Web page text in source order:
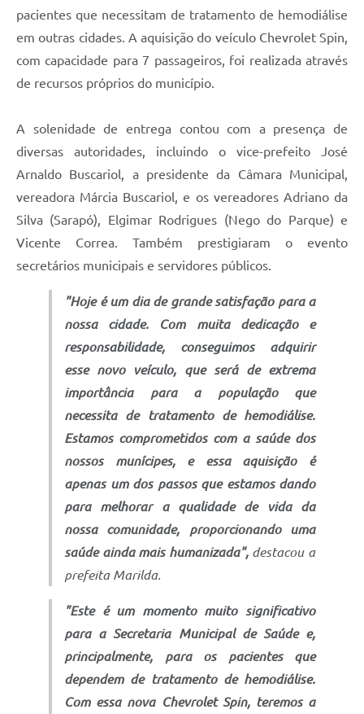
pacientes que necessitam de tratamento de hemodiálise
em outras cidades. A aquisição do veículo Chevrolet Spin,
com capacidade para 7 passageiros, foi realizada através
de recursos próprios do município.
A solenidade de entrega contou com a presença de
diversas autoridades, incluindo o vice-prefeito José
Arnaldo Buscariol, a presidente da Câmara Municipal,
vereadora Márcia Buscariol, e os vereadores Adriano da
Silva (Sarapó), Elgimar Rodrigues (Nego do Parque) e
Vicente Correa. Também prestigiaram o evento
secretários municipais e servidores públicos.
"Hoje é um dia de grande satisfação para a
nossa cidade. Com muita dedicação e
responsabilidade, conseguimos adquirir
esse novo veículo, que será de extrema
importância para a população que
necessita de tratamento de hemodiálise.
Estamos comprometidos com a saúde dos
nossos munícipes, e essa aquisição é
apenas um dos passos que estamos dando
para melhorar a qualidade de vida da
nossa comunidade, proporcionando uma
saúde ainda mais humanizada", destacou a
prefeita Marilda.
"Este é um momento muito significativo
para a Secretaria Municipal de Saúde e,
principalmente, para os pacientes que
dependem de tratamento de hemodiálise.
Com essa nova Chevrolet Spin, teremos a